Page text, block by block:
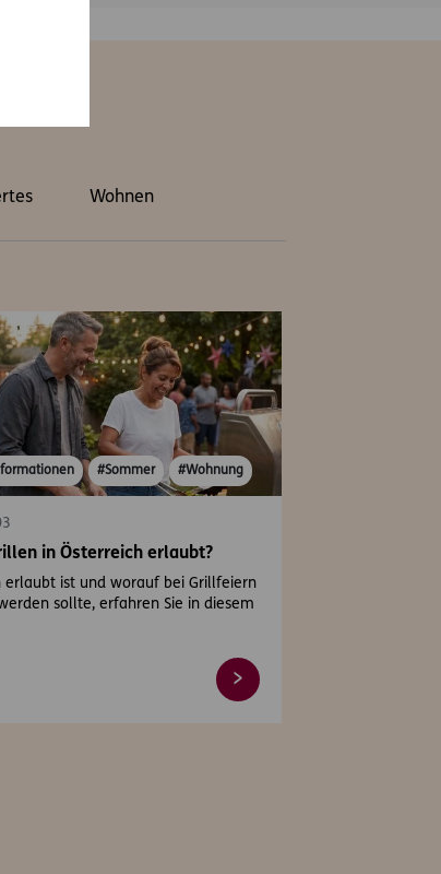
Wohnen
#Sommer #Wohnung
in Österreich erlaubt?
erlaubt ist und worauf bei Grillfeiern
sollte, erfahren Sie in diesem